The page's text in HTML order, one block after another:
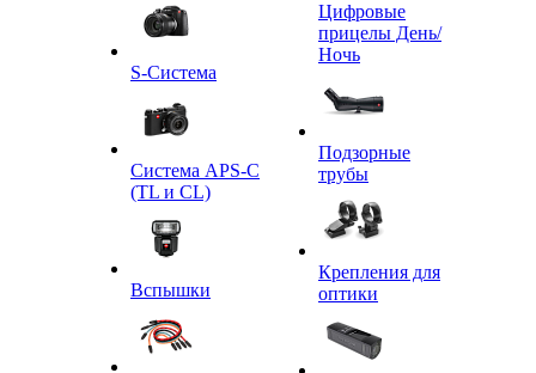
S-Система
Система APS-C
(TL и CL)
Вспышки
Цифровые
прицелы День/
Ночь
Подзорные
трубы
Крепления для
оптики